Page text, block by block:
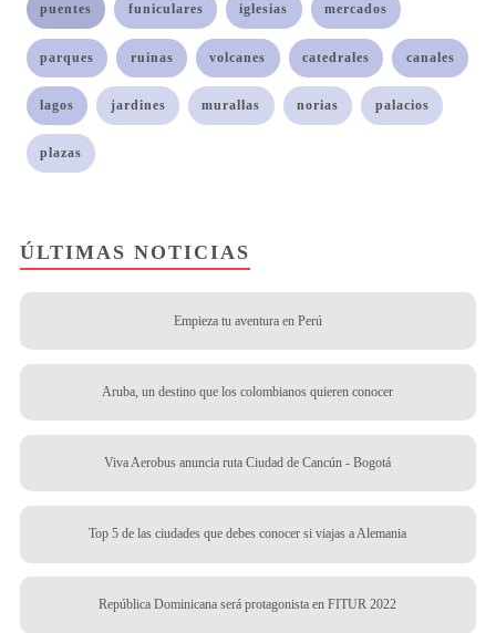
puentes funiculares iglesias mercados
parques ruinas volcanes catedrales canales
lagos jardines murallas norias palacios
plazas
ÚLTIMAS NOTICIAS
Empieza tu aventura en Perú
Aruba, un destino que los colombianos quieren conocer
Viva Aerobus anuncia ruta Ciudad de Cancún - Bogotá
Top 5 de las ciudades que debes conocer si viajas a Alemania
República Dominicana será protagonista en FITUR 2022